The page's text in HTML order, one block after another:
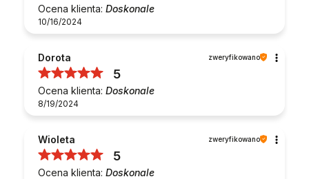
Ocena klienta: Doskonale
10/16/2024
Dorota zweryfikowano
5
Ocena klienta: Doskonale
8/19/2024
Wioleta zweryfikowano
5
Ocena klienta: Doskonale